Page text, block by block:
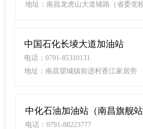
地址：南昌龙虎山大道辅路（省委党
中国石化长堎大道加油站
电话：0791-85310131
地址：南昌望城镇前进村香江家居旁
中化石油加油站（南昌旗舰站
电话：0791-88223777